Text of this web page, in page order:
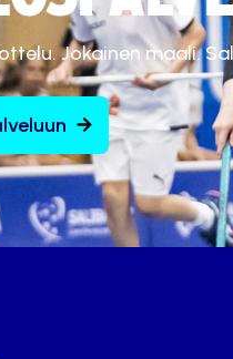
Jokainen maali.